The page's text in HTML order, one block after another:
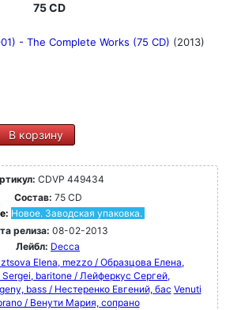
75 CD
- The Complete Works (75 CD) (2013)
В корзину
CDVP 449434
Состав: 75 CD
Новое. Заводская упаковка.
релиза: 08-02-2013
Лейбл: Decca
Elena, mezzo / Образцова Елена,
Sergei, baritone / Лейферкус Сергей,
bass / Нестеренко Евгений, бас Venuti
/ Венути Мария, сопрано